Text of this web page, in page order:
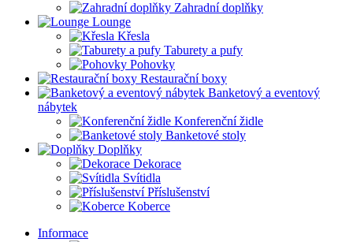
Zahradní doplňky
Lounge
Křesla
Taburety a pufy
Pohovky
Restaurační boxy
Banketový a eventový
nábytek
Konferenční židle
Banketové stoly
Doplňky
Dekorace
Svítidla
Příslušenství
Koberce
Informace